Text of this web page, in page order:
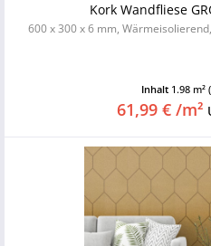
Kork Wandfliese
600 x 300 x 6 mm,
Inhalt 1.98 m²
61,99 € /m²